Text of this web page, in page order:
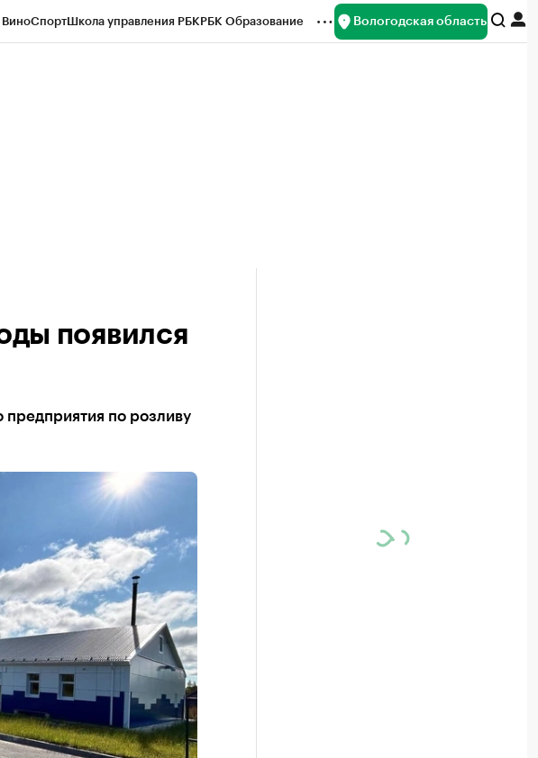
ВиноСпортШкола управления РБКРБК Образование Вологодская область
появился
по розливу